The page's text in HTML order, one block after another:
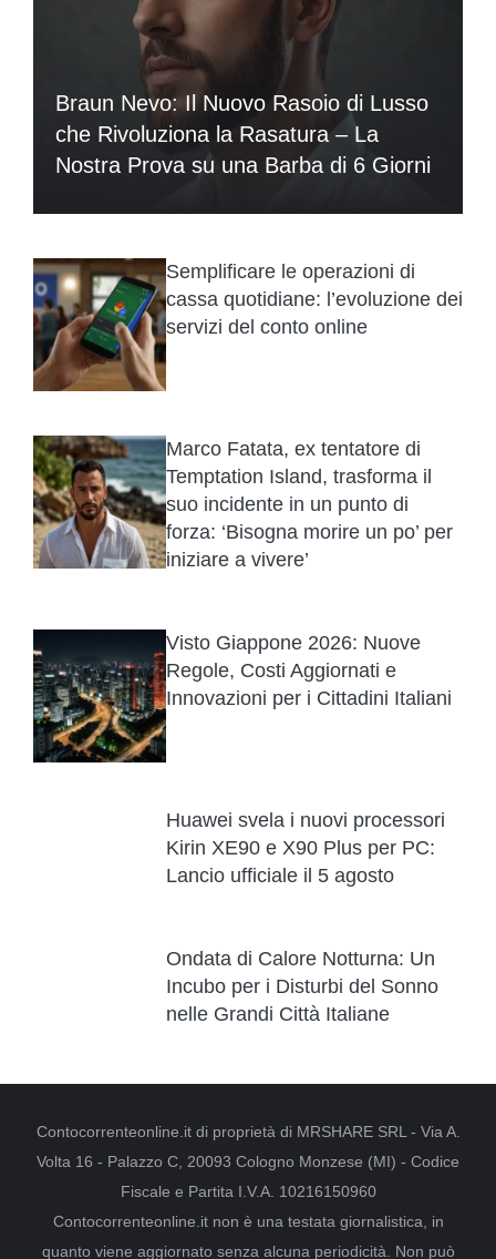
Braun Nevo: Il Nuovo Rasoio di Lusso
che Rivoluziona la Rasatura – La
Nostra Prova su una Barba di 6 Giorni
Semplificare le operazioni di
cassa quotidiane: l’evoluzione dei
servizi del conto online
Marco Fatata, ex tentatore di
Temptation Island, trasforma il
suo incidente in un punto di
forza: ‘Bisogna morire un po’ per
iniziare a vivere’
Visto Giappone 2026: Nuove
Regole, Costi Aggiornati e
Innovazioni per i Cittadini Italiani
Huawei svela i nuovi processori
Kirin XE90 e X90 Plus per PC:
Lancio ufficiale il 5 agosto
Ondata di Calore Notturna: Un
Incubo per i Disturbi del Sonno
nelle Grandi Città Italiane
Contocorrenteonline.it di proprietà di MRSHARE SRL - Via A.
Volta 16 - Palazzo C, 20093 Cologno Monzese (MI) - Codice
Fiscale e Partita I.V.A. 10216150960
Contocorrenteonline.it non è una testata giornalistica, in
quanto viene aggiornato senza alcuna periodicità. Non può